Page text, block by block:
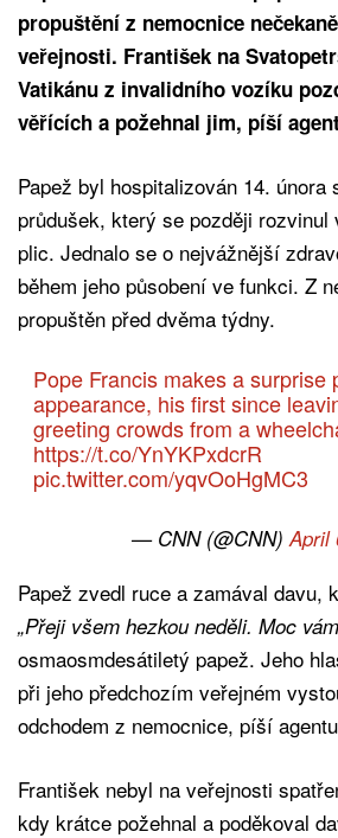
propuštění z nemocnice
veřejnosti. František na
Vatikánu z invalidního vozíku
věřících a požehnal jim, píší
Papež byl hospitalizován 14. února
průdušek, který se později rozvinul
plic. Jednalo se o nejvážnější
během jeho působení ve funkci. Z
propuštěn před dvěma týdny.
Pope Francis makes a surprise
appearance, his first since
greeting crowds from a
https://t.co/YnYKPxdcrR
pic.twitter.com/yqvOoHgMC3
— CNN (@CNN) April
Papež zvedl ruce a zamával davu,
„Přeji všem hezkou neděli. Moc
osmaosmdesátiletý papež. Jeho
při jeho předchozím veřejném
odchodem z nemocnice, píší
František nebyl na veřejnosti
kdy krátce požehnal a poděkoval